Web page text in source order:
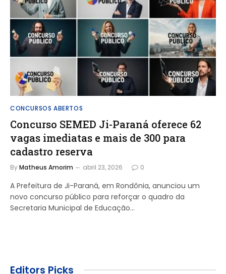
CONCURSOS ABERTOS
Concurso SEMED Ji-Paraná oferece 62
vagas imediatas e mais de 300 para
cadastro reserva
ByMatheus Amorim abril 23, 2026 0
A Prefeitura de Ji-Paraná, em Rondônia, anunciou um
novo concurso público para reforçar o quadro da
Secretaria Municipal de Educação…
Editors Picks